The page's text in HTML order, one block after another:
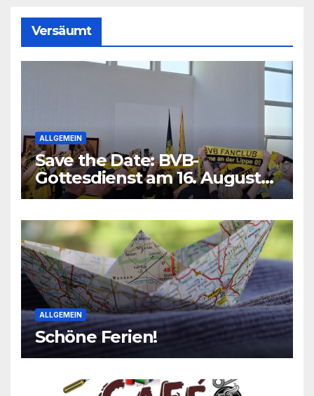
Versäumt
ALLGEMEIN
Save the Date: BVB-
Gottesdienst am 16. August
2026
ALLGEMEIN
Schöne Ferien!